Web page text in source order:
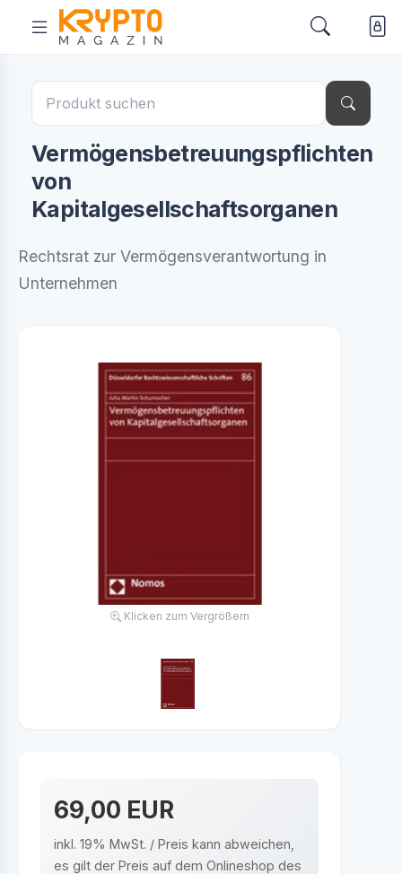
Vermögensbetreuungspflichten
von
Kapitalgesellschaftsorganen
Rechtsrat zur Vermögensverantwortung in
Unternehmen
Klicken zum Vergrößern
69,00 EUR
inkl. 19% MwSt. / Preis kann abweichen,
es gilt der Preis auf dem Onlineshop des